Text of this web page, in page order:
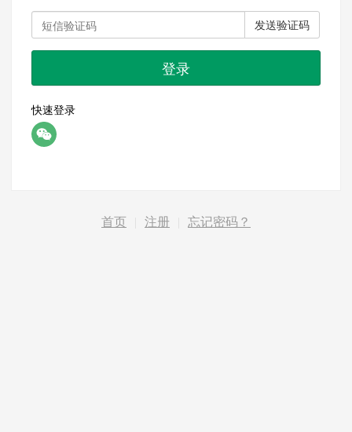
发送验证码
登录
快速登录
首页 注册 忘记密码？